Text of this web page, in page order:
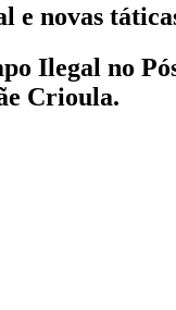
e novas
Ilegal no
Crioula.